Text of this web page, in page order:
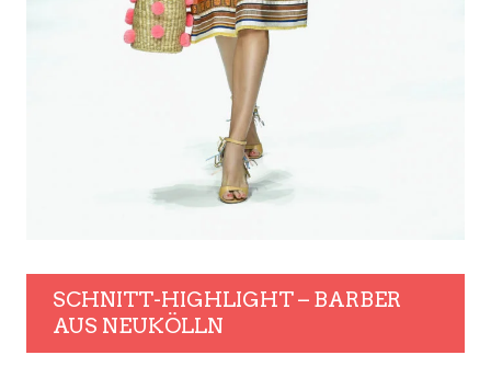
SCHNITT-HIGHLIGHT – BARBER
AUS NEUKÖLLN